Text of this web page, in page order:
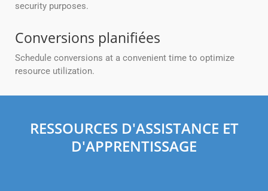
security purposes.
Conversions planifiées
Schedule conversions at a convenient time to optimize
resource utilization.
RESSOURCES D'ASSISTANCE ET
D'APPRENTISSAGE